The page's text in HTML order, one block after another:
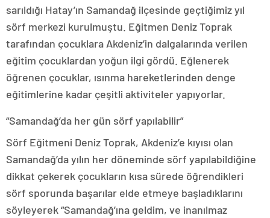
sarıldığı Hatay’ın Samandağ ilçesinde geçtiğimiz yıl
sörf merkezi kurulmuştu. Eğitmen Deniz Toprak
tarafından çocuklara Akdeniz’in dalgalarında verilen
eğitim çocuklardan yoğun ilgi gördü. Eğlenerek
öğrenen çocuklar, ısınma hareketlerinden denge
eğitimlerine kadar çeşitli aktiviteler yapıyorlar.
“Samandağ’da her gün sörf yapılabilir”
Sörf Eğitmeni Deniz Toprak, Akdeniz’e kıyısı olan
Samandağ’da yılın her döneminde sörf yapılabildiğine
dikkat çekerek çocukların kısa sürede öğrendikleri
sörf sporunda başarılar elde etmeye başladıklarını
söyleyerek “Samandağ’ına geldim, ve inanılmaz